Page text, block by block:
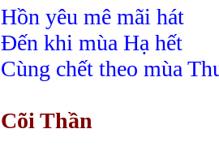
Hồn yêu mê mãi hát
Đến khi mùa Hạ hết
Cùng chết theo mùa
Cõi Thần